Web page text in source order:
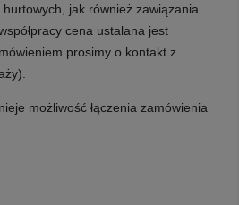
jak również zawiązania
cena ustalana jest
prosimy o kontakt z
możliwość łączenia zamówienia